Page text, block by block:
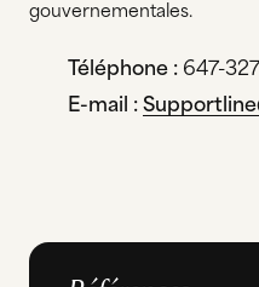
gouvernementales.
Téléphone : 647-
E-mail :